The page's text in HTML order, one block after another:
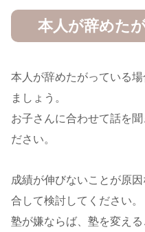
本人が辞めた
本人が辞めたがっている
ましょう。
お子さんに合わせて話を
ださい。
成績が伸びないことが原
合して検討してください。
塾が嫌ならば、塾を変える